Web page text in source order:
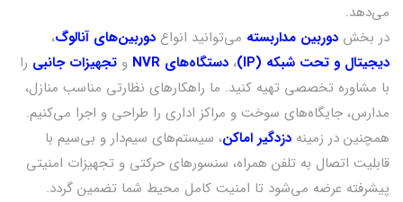
می‌دهد.
در بخش دوربین مداربسته می‌توانید انواع دوربین‌های آنالوگ،
دیجیتال و تحت شبکه (IP)
، دستگاه‌های NVR و تجهیزات جانبی را
با مشاوره تخصصی تهیه کنید. ما راهکارهای نظارتی مناسب منازل،
مدارس، جایگاه‌های سوخت و مراکز اداری را طراحی و اجرا می‌کنیم.
همچنین در زمینه دزدگیر اماکن، سیستم‌های سیم‌دار و بی‌سیم با
قابلیت اتصال به تلفن همراه، سنسورهای حرکتی و تجهیزات امنیتی
پیشرفته عرضه می‌شود تا امنیت کامل محیط شما تضمین گردد.